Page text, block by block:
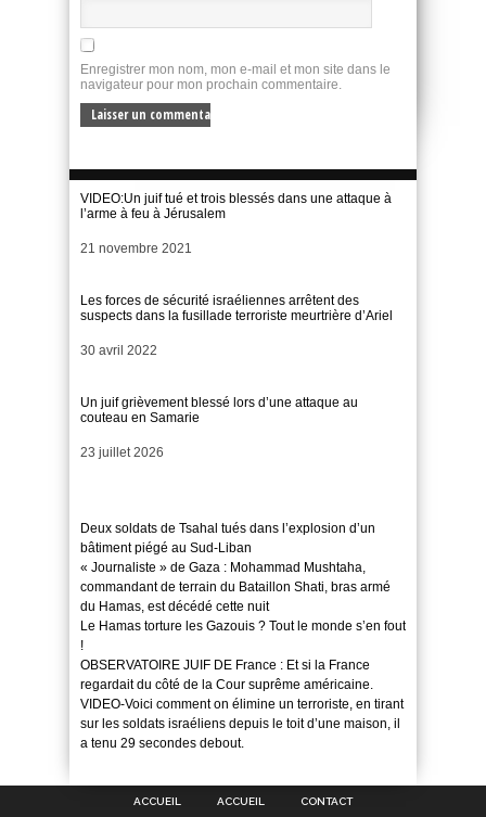
Enregistrer mon nom, mon e-mail et mon site dans le
navigateur pour mon prochain commentaire.
VIDEO:Un juif tué et trois blessés dans une attaque à
l’arme à feu à Jérusalem
Date
21 novembre 2021
Les forces de sécurité israéliennes arrêtent des
suspects dans la fusillade terroriste meurtrière d’Ariel
Date
30 avril 2022
Un juif grièvement blessé lors d’une attaque au
couteau en Samarie
Date
23 juillet 2026
Deux soldats de Tsahal tués dans l’explosion d’un
bâtiment piégé au Sud-Liban
« Journaliste » de Gaza : Mohammad Mushtaha,
commandant de terrain du Bataillon Shati, bras armé
du Hamas, est décédé cette nuit
Le Hamas torture les Gazouis ? Tout le monde s’en fout
!
OBSERVATOIRE JUIF DE France : Et si la France
regardait du côté de la Cour suprême américaine.
VIDEO-Voici comment on élimine un terroriste, en tirant
sur les soldats israéliens depuis le toit d’une maison, il
a tenu 29 secondes debout.
ACCUEIL ACCUEIL CONTACT